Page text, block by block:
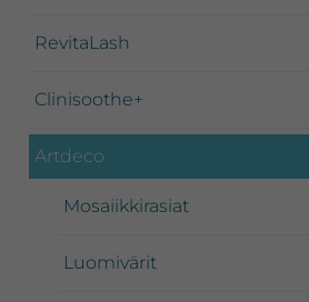
RevitaLash
Clinisoothe+
Artdeco
Mosaiikkirasiat
Luomivärit